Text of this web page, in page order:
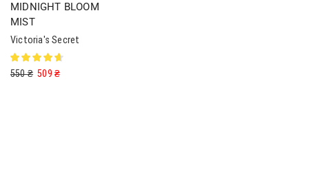
MIDNIGHT BLOOM
MIST
Victoria's Secret
550₴ 509₴